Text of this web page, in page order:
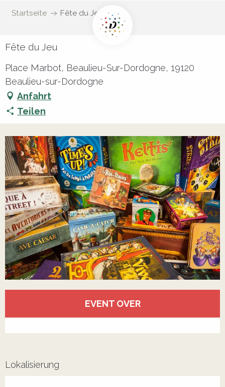
Startseite Fête du Jeu
Fête du Jeu
Place Marbot, Beaulieu-Sur-Dordogne, 19120
Beaulieu-sur-Dordogne
Anfahrt
Teilen
EVENT OVER
Lokalisierung